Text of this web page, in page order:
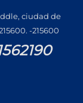
ciudad de
-215600